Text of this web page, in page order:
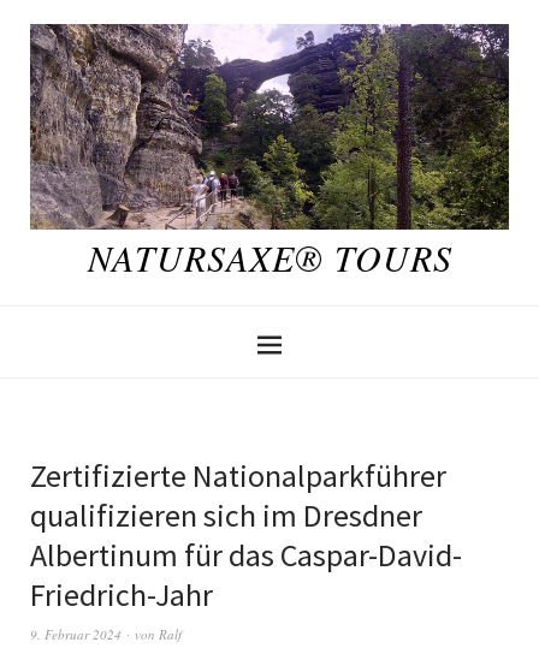
NATURSAXE® TOURS
Zertifizierte Nationalparkführer
qualifizieren sich im Dresdner
Albertinum für das Caspar-David-
Friedrich-Jahr
9. Februar 2024 von Ralf